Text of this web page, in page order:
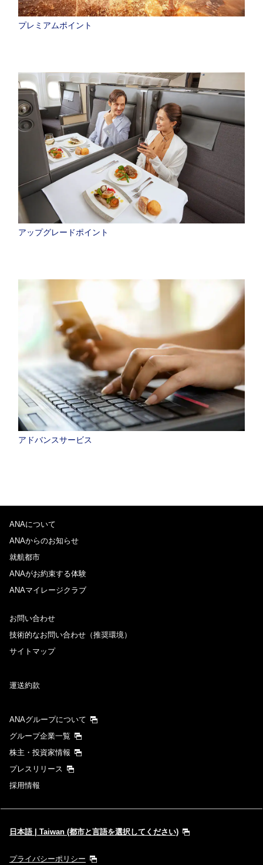
プレミアムポイント
アップグレードポイント
アドバンスサービス
ANAについて
ANAからのお知らせ
就航都市
ANAがお約束する体験
ANAマイレージクラブ
お問い合わせ
技術的なお問い合わせ（推奨環境）
サイトマップ
運送約款
ANAグループについて
グループ企業一覧
株主・投資家情報
プレスリリース
採用情報
日本語 | Taiwan (都市と言語を選択してください)
プライバシーポリシー